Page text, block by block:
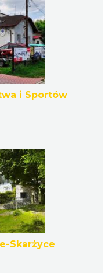
i Sportów
Skarżyce